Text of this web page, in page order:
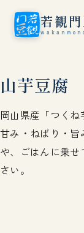
若観
山芋豆腐
岡山県産「つく
甘み・ねばり・旨
や、ごはんに乗
さい。